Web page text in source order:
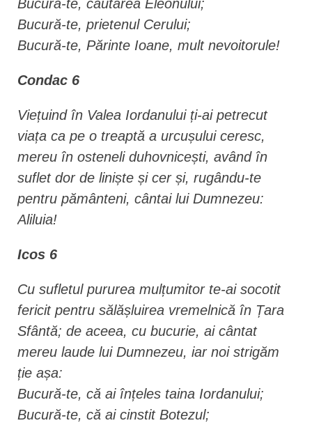
Bucură-te, căutarea Eleonului;
Bucură-te, prietenul Cerului;
Bucură-te, Părinte Ioane, mult nevoitorule!
Condac 6
Viețuind în Valea Iordanului ți-ai petrecut
viața ca pe o treaptă a urcușului ceresc,
mereu în osteneli duhovnicești, având în
suflet dor de liniște și cer și, rugându-te
pentru pământeni, cântai lui Dumnezeu:
Aliluia!
Icos 6
Cu sufletul pururea mulțumitor te-ai socotit
fericit pentru sălășluirea vremelnică în Țara
Sfântă; de aceea, cu bucurie, ai cântat
mereu laude lui Dumnezeu, iar noi strigăm
ție așa:
Bucură-te, că ai înțeles taina Iordanului;
Bucură-te, că ai cinstit Botezul;